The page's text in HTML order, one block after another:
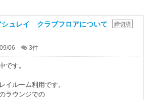
シュレイ クラブフロアについて
締切済
06 3件
です。
イルーム利用です。
ラウンジでの